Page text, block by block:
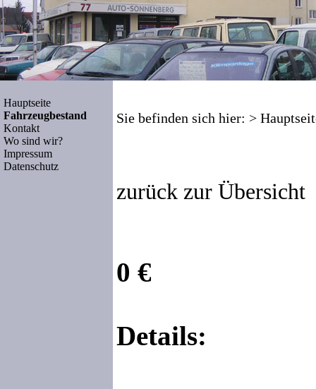
Hauptseite
Fahrzeugbestand
Kontakt
Wo sind wir?
Impressum
Datenschutz
Sie befinden sich hier: >
zurück zur Übersicht
0 €
Details: